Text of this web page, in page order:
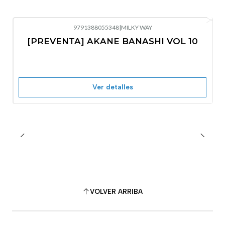
No disponible
9791388055348|MILKY WAY
[PREVENTA] AKANE BANASHI VOL 10
Ver detalles
VOLVER ARRIBA